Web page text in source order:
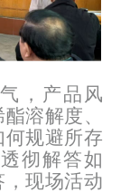
，产品风
溶解度、
何规避所存
彻解答如
现场活动